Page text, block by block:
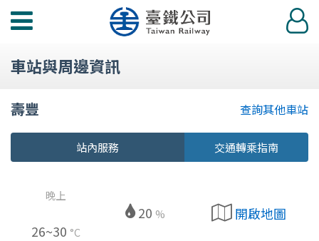
功
選
登
入
車站與周邊資訊
壽豐 查詢其他車站
站內服務 交通轉乘指南
晚上
26~30 °C
20 % 開啟地圖